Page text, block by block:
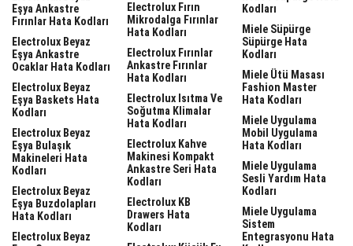
Eşya Ankastre
Fırınlar Hata Kodları
Electrolux Beyaz
Eşya Ankastre
Ocaklar Hata Kodları
Electrolux Beyaz
Eşya Baskets Hata
Kodları
Electrolux Beyaz
Eşya Bulaşık
Makineleri Hata
Kodları
Electrolux Beyaz
Eşya Buzdolapları
Hata Kodları
Electrolux Beyaz
Electrolux Fırın
Mikrodalga Fırınlar
Hata Kodları
Electrolux Fırınlar
Ankastre Fırınlar
Hata Kodları
Electrolux Isıtma Ve
Soğutma Klimalar
Hata Kodları
Electrolux Kahve
Makinesi Kompakt
Ankastre Seri Hata
Kodları
Electrolux KB
Drawers Hata
Kodları
Kodları
Miele Süpürge
Süpürge Hata
Kodları
Miele Ütü Masası
Fashion Master
Hata Kodları
Miele Uygulama
Mobil Uygulama
Hata Kodları
Miele Uygulama
Sesli Yardım Hata
Kodları
Miele Uygulama
Sistem
Entegrasyonu Hata